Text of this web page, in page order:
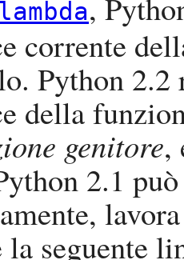
lambda
corrente
Python 2.2
della
genitore,
2.1
la seguente